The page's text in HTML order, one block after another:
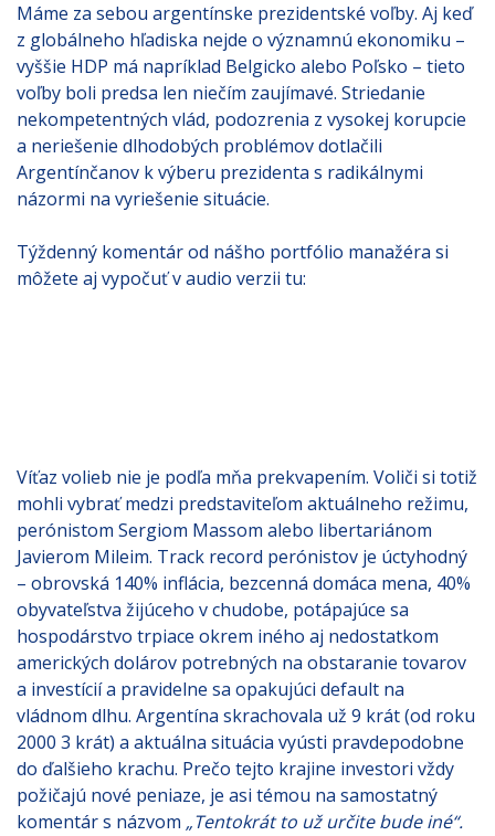
Máme za sebou argentínske prezidentské voľby. Aj keď
z globálneho hľadiska nejde o významnú ekonomiku –
vyššie HDP má napríklad Belgicko alebo Poľsko – tieto
voľby boli predsa len niečím zaujímavé. Striedanie
nekompetentných vlád, podozrenia z vysokej korupcie
a neriešenie dlhodobých problémov dotlačili
Argentínčanov k výberu prezidenta s radikálnymi
názormi na vyriešenie situácie.
Týždenný komentár od nášho portfólio manažéra si
môžete aj vypočuť v audio verzii tu:
Víťaz volieb nie je podľa mňa prekvapením. Voliči si totiž
mohli vybrať medzi predstaviteľom aktuálneho režimu,
perónistom Sergiom Massom alebo libertariánom
Javierom Mileim. Track record perónistov je úctyhodný
– obrovská 140% inflácia, bezcenná domáca mena, 40%
obyvateľstva žijúceho v chudobe, potápajúce sa
hospodárstvo trpiace okrem iného aj nedostatkom
amerických dolárov potrebných na obstaranie tovarov
a investícií a pravidelne sa opakujúci default na
vládnom dlhu. Argentína skrachovala už 9 krát (od roku
2000 3 krát) a aktuálna situácia vyústi pravdepodobne
do ďalšieho krachu. Prečo tejto krajine investori vždy
požičajú nové peniaze, je asi témou na samostatný
komentár s názvom „Tentokrát to už určite bude iné“.